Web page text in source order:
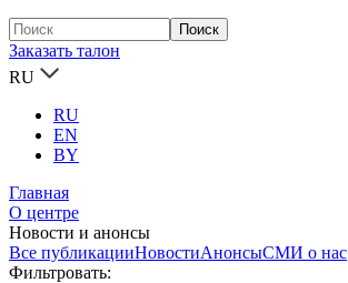
Заказать талон
RU
RU
EN
BY
Главная
О центре
Новости и анонсы
Все публикацииНовостиАнонсыСМИ о нас
Фильтровать: